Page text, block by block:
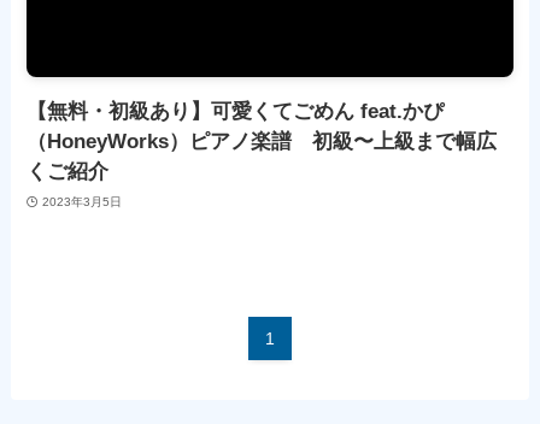
【無料・初級あり】可愛くてごめん feat.かぴ
（HoneyWorks）ピアノ楽譜 初級〜上級まで幅広
くご紹介
2023年3月5日
1